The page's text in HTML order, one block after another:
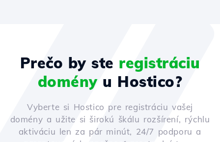
Prečo by ste registráciu
doményu Hostico?
Vyberte si Hostico pre registráciu vašej
domény a užite si širokú škálu rozšírení, rýchlu
aktiváciu len za pár minút, 24/7 podporu a